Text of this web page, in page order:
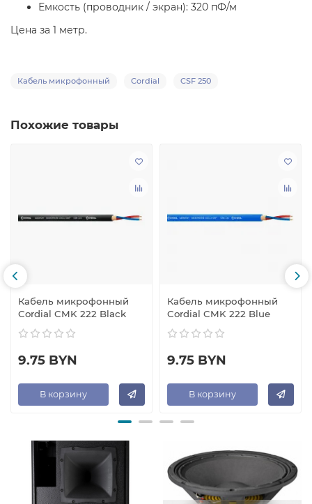
Емкость (проводник / экран): 320 пФ/м
Цена за 1 метр.
Кабель микрофонный Cordial CSF 250
Похожие товары
Кабель микрофонный
Cordial CMK 222 Black
9.75 BYN
В корзину
Кабель микрофонный
Cordial CMK 222 Blue
9.75 BYN
В корзину